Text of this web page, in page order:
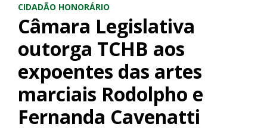
CIDADÃO HONORÁRIO
Câmara Legislativa
outorga TCHB aos
expoentes das artes
marciais Rodolpho e
Fernanda Cavenatti